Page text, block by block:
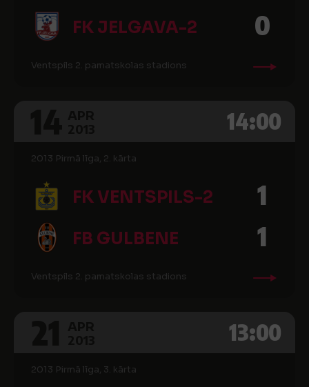
FK JELGAVA-2 0
Ventspils 2. pamatskolas stadions
14:00
2013 Pirmā līga, 2. kārta
FK VENTSPILS-2 1
FB GULBENE 1
Ventspils 2. pamatskolas stadions
13:00
2013 Pirmā līga, 3. kārta